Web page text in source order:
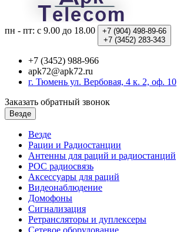
пн - пт: с 9.00 до 18.00 +7 (904) 498-89-66
+7 (3452) 283-343
+7 (3452) 988-966
apk72@apk72.ru
г. Тюмень ул. Вербовая, 4 к. 2, оф. 10
Заказать обратный звонок
Везде
Везде
Рации и Радиостанции
Антенны для раций и радиостанций
POC радиосвязь
Аксессуары для раций
Видеонаблюдение
Домофоны
Сигнализация
Ретрансляторы и дуплексеры
Сетевое оборудование